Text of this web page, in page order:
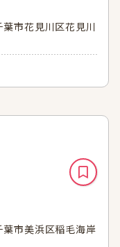
市花見川区花見川
市美浜区稲毛海岸